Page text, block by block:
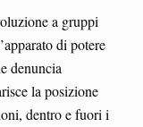
a gruppi
di potere
denuncia
la posizione
dentro e fuori i